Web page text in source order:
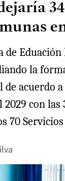
de
la
de acuerdo
con las
70